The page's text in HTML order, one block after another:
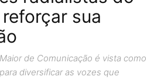
sua
de Comunicação é vista como
diversificar as vozes que